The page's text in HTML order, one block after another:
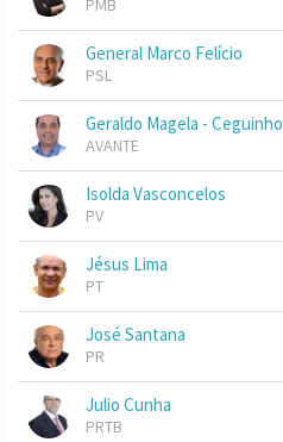
PMB
General Marco Felício
PSL
Geraldo Magela - Ceguinho
AVANTE
Isolda Vasconcelos
PV
Jésus Lima
PT
José Santana
PR
Julio Cunha
PRTB